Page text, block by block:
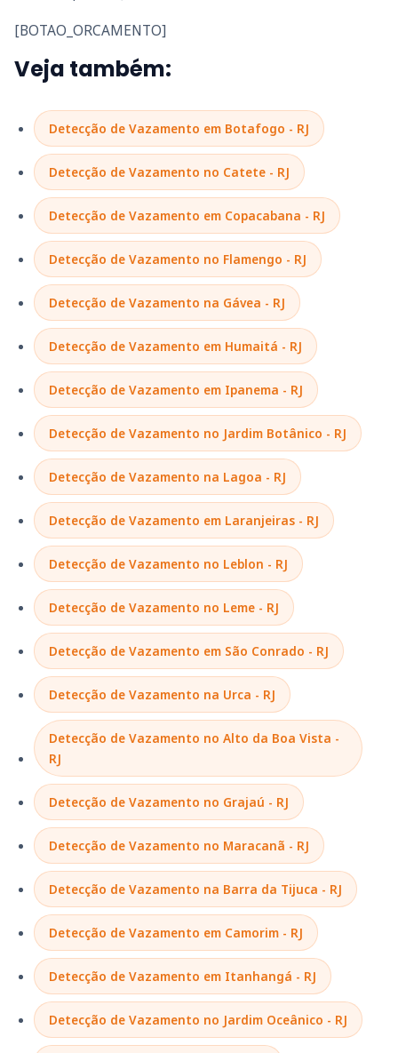
[BOTAO_ORCAMENTO]
Veja também:
Detecção de Vazamento em Botafogo - RJ
Detecção de Vazamento no Catete - RJ
Detecção de Vazamento em Copacabana - RJ
Detecção de Vazamento no Flamengo - RJ
Detecção de Vazamento na Gávea - RJ
Detecção de Vazamento em Humaitá - RJ
Detecção de Vazamento em Ipanema - RJ
Detecção de Vazamento no Jardim Botânico - RJ
Detecção de Vazamento na Lagoa - RJ
Detecção de Vazamento em Laranjeiras - RJ
Detecção de Vazamento no Leblon - RJ
Detecção de Vazamento no Leme - RJ
Detecção de Vazamento em São Conrado - RJ
Detecção de Vazamento na Urca - RJ
Detecção de Vazamento no Alto da Boa Vista -
RJ
Detecção de Vazamento no Grajaú - RJ
Detecção de Vazamento no Maracanã - RJ
Detecção de Vazamento na Barra da Tijuca - RJ
Detecção de Vazamento em Camorim - RJ
Detecção de Vazamento em Itanhangá - RJ
Detecção de Vazamento no Jardim Oceânico - RJ